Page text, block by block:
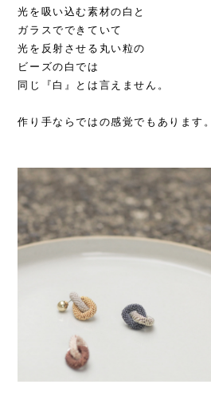
光を吸い込む素材の白と
ガラスでできていて
光を反射させる丸い粒の
ビーズの白では
同じ『白』とは言えません。
作り手ならではの感覚でもあります。